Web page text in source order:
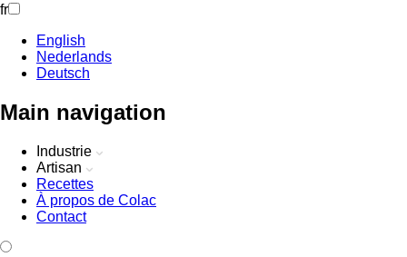
fr
English
Nederlands
Deutsch
Main navigation
Industrie
Artisan
Recettes
À propos de Colac
Contact